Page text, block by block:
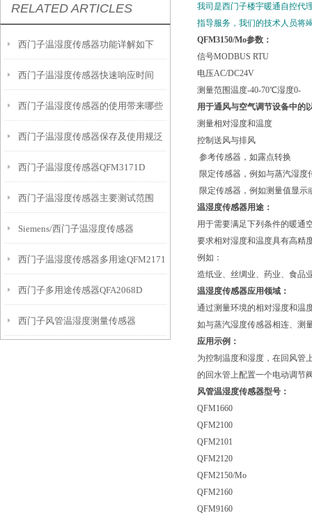
RELATED ARTICLES
西门子温湿度传感器功能详解如下
西门子温湿度传感器快速响应时间
西门子温湿度传感器的使用带来哪些
益处
西门子温湿度传感器保存及使用规泛
西门子温湿度传感器QFM3171D
西门子温湿度传感器主要测试范围
Siemens/西门子温湿度传感器
QFM3160
西门子温湿度传感器多用途QFM2171
西门子多用途传感器QFA2068D
西门子风管温湿度测量传感器
我司是西门子楼宇暖通自控代
指导服务，我们的技术人员将
QFM3150/Mo参数：
信号MODBUS RTU
电压AC/DC24V
测量范围温度-40-70℃湿度0-
用于通风与空气调节设备中的
测量相对湿度和温度
控制送风与排风
参考传感器，如露点转换
限定传感器，例如与蒸汽湿度
限定传感器，例如测量值显示
温湿度传感器用途：
用于需要满足下列条件的暖通
要求相对湿度和温度具有高精
例如：
造纸业、丝绸业、药业、食品
温湿度传感器应用领域：
通过测量环境的相对湿度和温
如与蒸汽湿度传感器相连、测
应用示例：
为控制温度和湿度，在回风管
的回水管上配置一个电动调节
风管温湿度传感器型号：
QFM1660
QFM2100
QFM2101
QFM2120
QFM2150/Mo
QFM2160
QFM9160